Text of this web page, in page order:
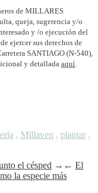
de MILLARES
queja, sugerencia y/o
y /o ejecución del
ejercer sus derechos de
SANTIAGO (N-540),
y detallada aquí.
, Millaven , plantar ,
el césped → ← El
la especie más